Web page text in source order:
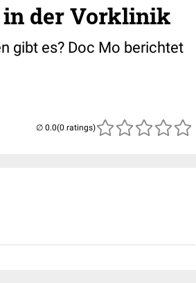
der Vorklinik
gibt es? Doc Mo berichtet
(0 ratings)